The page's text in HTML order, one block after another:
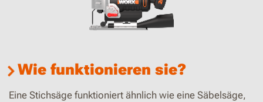
Wie funktionieren sie?
Eine Stichsäge funktioniert ähnlich wie eine Säbelsäge,